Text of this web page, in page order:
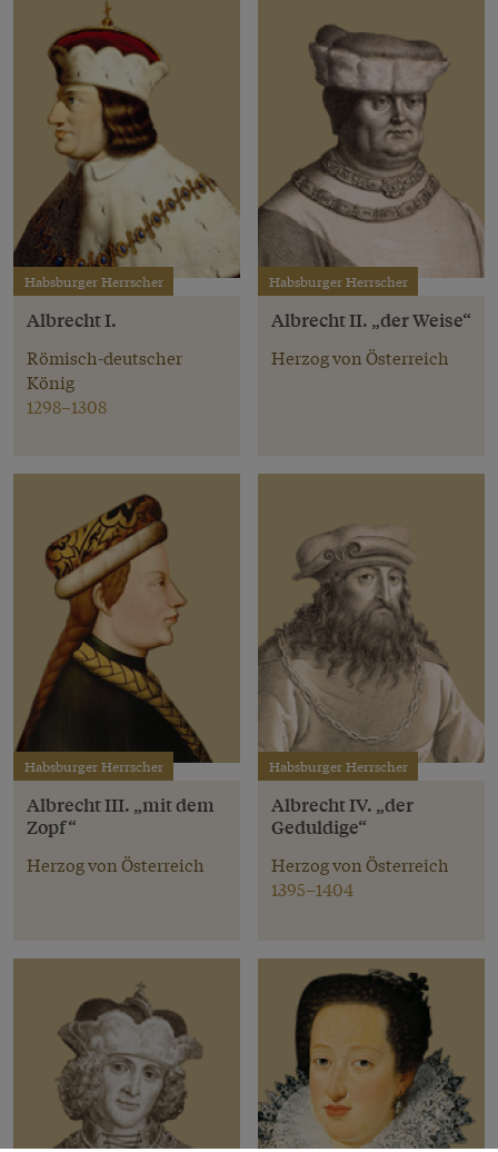
Habsburger Herrscher
Albrecht I.
Römisch-deutscher
König
1298–1308
Habsburger Herrscher
Albrecht II. „der Weise“
Herzog von Österreich
Habsburger Herrscher
Albrecht III. „mit dem
Zopf“
Herzog von Österreich
Habsburger Herrscher
Albrecht IV. „der
Geduldige“
Herzog von Österreich
1395–1404